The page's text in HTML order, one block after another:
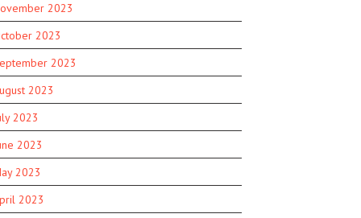
2023
2023
2023
2023
2023
2023
2023
2023